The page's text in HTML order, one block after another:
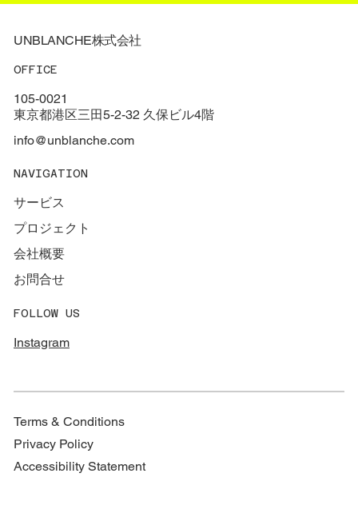
UNBLANCHE株式会社
OFFICE
105-0021
東京都港区三田5-2-32 久保ビル4階
info@unblanche.com
NAVIGATION
サービス
プロジェクト
会社概要
お問合せ
FOLLOW US
Instagram
Terms & Conditions
Privacy Policy
Accessibility Statement